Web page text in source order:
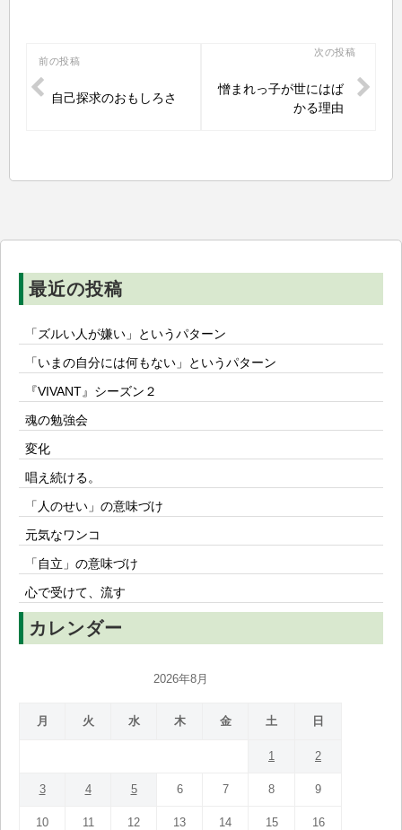
投
稿
ー
前の投稿
自己探求のおもしろさ
次の投稿
憎まれっ子が世にはば
かる理由
最近の投稿
「ズルい人が嫌い」というパターン
「いまの自分には何もない」というパターン
『VIVANT』シーズン２
魂の勉強会
変化
唱え続ける。
「人のせい」の意味づけ
元気なワンコ
「自立」の意味づけ
心で受けて、流す
カレンダー
2026年8月
月 火 水 木 金 土 日
1 2
3 4 5 6 7 8 9
10 11 12 13 14 15 16